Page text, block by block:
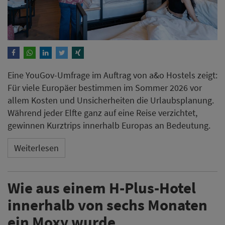
Eine YouGov-Umfrage im Auftrag von a&o Hostels zeigt:
Für viele Europäer bestimmen im Sommer 2026 vor
allem Kosten und Unsicherheiten die Urlaubsplanung.
Während jeder Elfte ganz auf eine Reise verzichtet,
gewinnen Kurztrips innerhalb Europas an Bedeutung.
Weiterlesen
Wie aus einem H-Plus-Hotel
innerhalb von sechs Monaten